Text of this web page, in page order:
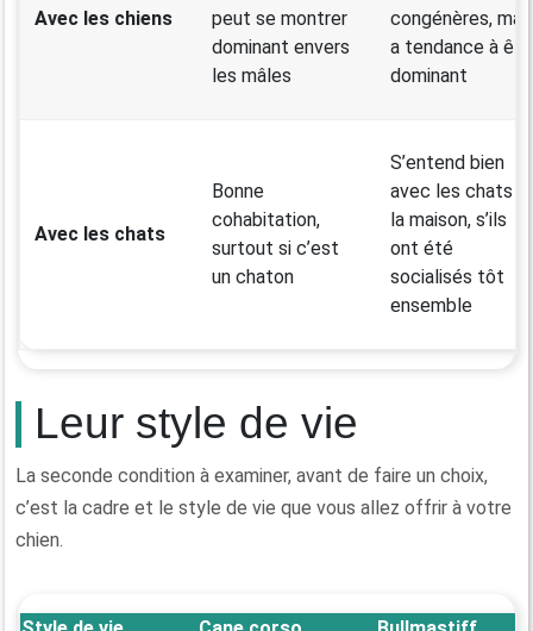
Avec les chiens
peut se montrer
dominant envers
les mâles
congénères,
a tendance à
dominant
Avec les chats
Bonne
cohabitation,
surtout si c’est
un chaton
S’entend bien
avec les chats
la maison, s’ils
ont été
socialisés tôt
ensemble
Leur style de vie
La seconde condition à examiner, avant de faire un choix,
c’est la cadre et le style de vie que vous allez offrir à votre
chien.